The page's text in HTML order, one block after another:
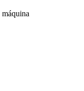
máquina